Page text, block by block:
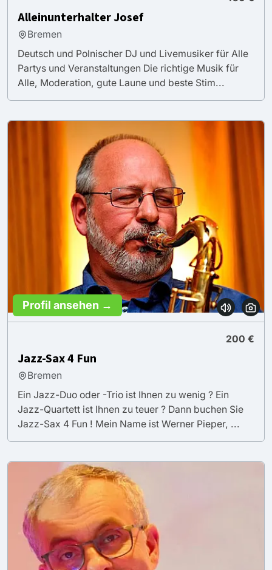
Alleinunterhalter Josef
Bremen
Deutsch und Polnischer DJ und Livemusiker für Alle
Partys und Veranstaltungen Die richtige Musik für
Alle, Moderation, gute Laune und beste Stim...
Profil ansehen →
200 €
Jazz-Sax 4 Fun
Bremen
Ein Jazz-Duo oder -Trio ist Ihnen zu wenig ? Ein
Jazz-Quartett ist Ihnen zu teuer ? Dann buchen Sie
Jazz-Sax 4 Fun ! Mein Name ist Werner Pieper, ...